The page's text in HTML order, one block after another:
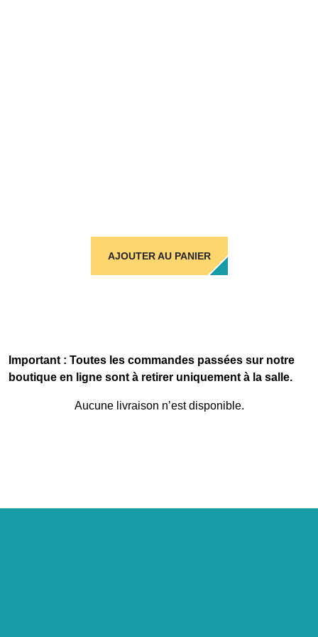
AJOUTER AU PANIER
Important : Toutes les commandes passées sur notre
boutique en ligne sont à retirer uniquement à la salle.
Aucune livraison n’est disponible.